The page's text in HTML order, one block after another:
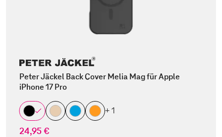
Peter Jäckel Back Cover Melia Mag für Apple
iPhone 17 Pro
+ 1
24,95 €